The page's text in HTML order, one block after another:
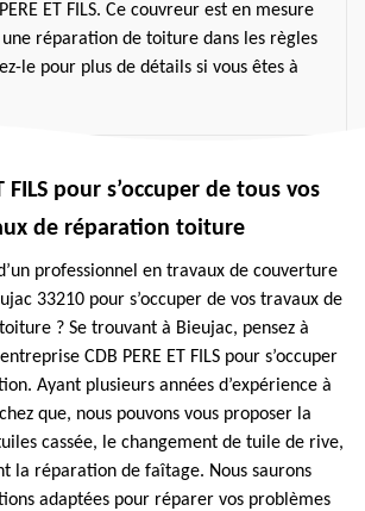
ET FILS. Ce couvreur est en mesure
réparation de toiture dans les règles
le pour plus de détails si vous êtes à
FILS pour s’occuper de tous vos
de réparation toiture
professionnel en travaux de couverture
33210 pour s’occuper de vos travaux de
? Se trouvant à Bieujac, pensez à
CDB PERE ET FILS pour s’occuper
Ayant plusieurs années d’expérience à
que, nous pouvons vous proposer la
cassée, le changement de tuile de rive,
la réparation de faîtage. Nous saurons
adaptées pour réparer vos problèmes